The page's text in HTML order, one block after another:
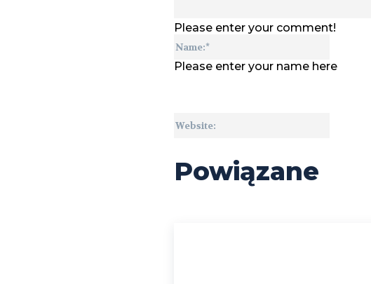
Please enter your comment!
Please enter your name here
Powiązane